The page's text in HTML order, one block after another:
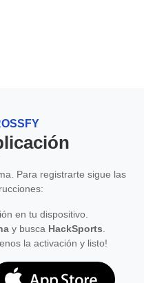
Para registrarte sigue las
en tu dispositivo.
y busca HackSports
la activación y listo!